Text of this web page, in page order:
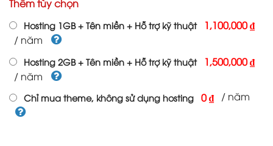
Thêm tùy chọn
Hosting 1GB + Tên miền + Hỗ trợ kỹ thuật
1,100,000 ₫
/ năm
Hosting 2GB + Tên miền + Hỗ trợ kỹ thuật
1,500,000 ₫
/ năm
Chỉ mua theme, không sử dụng hosting 0 ₫ / năm